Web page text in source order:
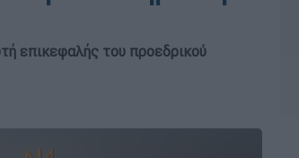
επικεφαλής του προεδρικού